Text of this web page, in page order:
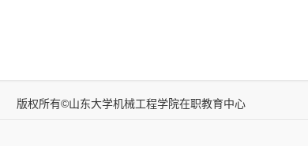
版权所有©山东大学机械工程学院在职教育中心